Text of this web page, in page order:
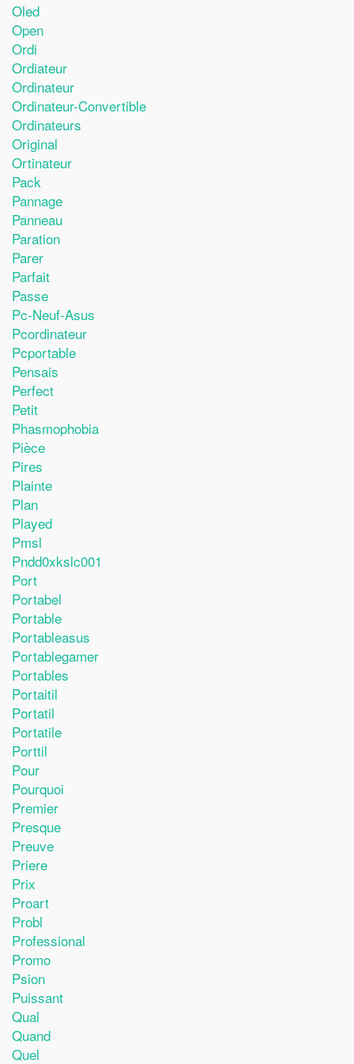
Oled
Open
Ordi
Ordiateur
Ordinateur
Ordinateur-Convertible
Ordinateurs
Original
Ortinateur
Pack
Pannage
Panneau
Paration
Parer
Parfait
Passe
Pc-Neuf-Asus
Pcordinateur
Pcportable
Pensais
Perfect
Petit
Phasmophobia
Pièce
Pires
Plainte
Plan
Played
Pmsl
Pndd0xkslc001
Port
Portabel
Portable
Portableasus
Portablegamer
Portables
Portaitil
Portatil
Portatile
Porttil
Pour
Pourquoi
Premier
Presque
Preuve
Priere
Prix
Proart
Probl
Professional
Promo
Psion
Puissant
Qual
Quand
Quel